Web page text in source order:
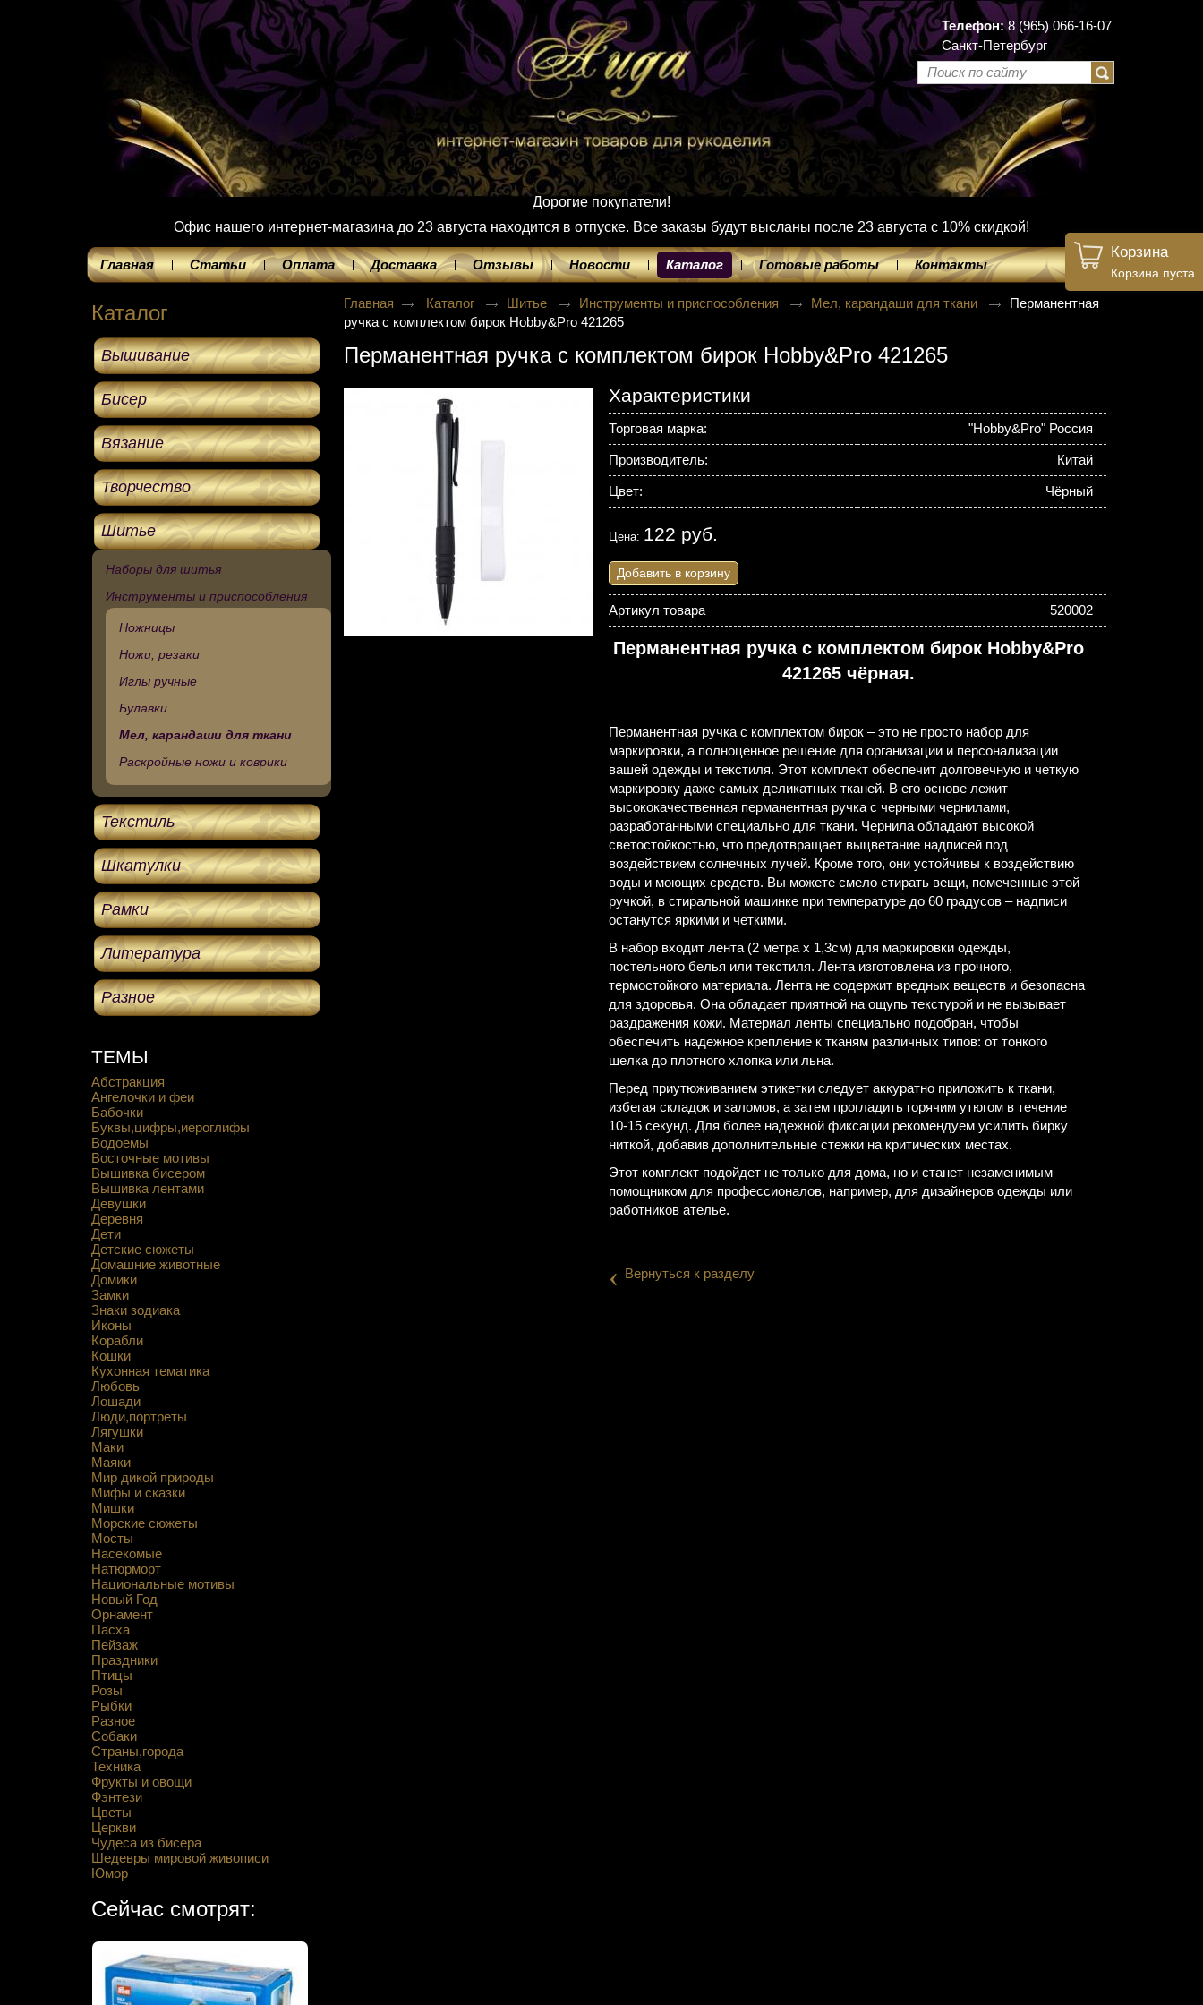
Телефон:8 (965) 066-16-07
Санкт-Петербург
Дорогие покупатели!
Офис нашего интернет-магазина до 23 августа находится в отпуске. Все заказы будут высланы после 23 августа с 10% скидкой!
Главная Статьи Оплата Доставка Отзывы Новости Каталог Готовые работы Контакты
Каталог
Вышивание
Бисер
Вязание
Творчество
Шитье
Наборы для шитья
Инструменты и приспособления
Ножницы
Ножи, резаки
Иглы ручные
Булавки
Мел, карандаши для ткани
Раскройные ножи и коврики
Текстиль
Шкатулки
Рамки
Литература
Разное
Корзина
Корзина пуста
ТЕМЫ
Абстракция
Ангелочки и феи
Бабочки
Буквы,цифры,иероглифы
Водоемы
Восточные мотивы
Вышивка бисером
Вышивка лентами
Девушки
Деревня
Дети
Детские сюжеты
Домашние животные
Домики
Замки
Знаки зодиака
Иконы
Корабли
Кошки
Кухонная тематика
Любовь
Лошади
Люди,портреты
Лягушки
Маки
Маяки
Мир дикой природы
Мифы и сказки
Мишки
Морские сюжеты
Мосты
Насекомые
Натюрморт
Национальные мотивы
Новый Год
Орнамент
Пасха
Пейзаж
Праздники
Птицы
Розы
Рыбки
Разное
Собаки
Страны,города
Техника
Фрукты и овощи
Фэнтези
Цветы
Церкви
Чудеса из бисера
Шедевры мировой живописи
Юмор
Сейчас смотрят:
Главная Каталог Шитье Инструменты и приспособления Мел, карандаши для ткани
Перманентная
ручка с комплектом бирок Hobby&Pro 421265
Перманентная ручка с комплектом бирок Hobby&Pro 421265
Характеристики
Торговая марка: "Hobby&Pro" Россия
Производитель: Китай
Цвет: Чёрный
Цена: 122 руб.
Добавить в корзину
Артикул товара 520002
Перманентная ручка с комплектом бирок Hobby&Pro
421265 чёрная.
Перманентная ручка с комплектом бирок – это не просто набор для
маркировки, а полноценное решение для организации и персонализации
вашей одежды и текстиля. Этот комплект обеспечит долговечную и четкую
маркировку даже самых деликатных тканей. В его основе лежит
высококачественная перманентная ручка с черными чернилами,
разработанными специально для ткани. Чернила обладают высокой
светостойкостью, что предотвращает выцветание надписей под
воздействием солнечных лучей. Кроме того, они устойчивы к воздействию
воды и моющих средств. Вы можете смело стирать вещи, помеченные этой
ручкой, в стиральной машинке при температуре до 60 градусов – надписи
останутся яркими и четкими.
В набор входит лента (2 метра х 1,3см) для маркировки одежды,
постельного белья или текстиля. Лента изготовлена из прочного,
термостойкого материала. Лента не содержит вредных веществ и безопасна
для здоровья. Она обладает приятной на ощупь текстурой и не вызывает
раздражения кожи. Материал ленты специально подобран, чтобы
обеспечить надежное крепление к тканям различных типов: от тонкого
шелка до плотного хлопка или льна.
Перед приутюживанием этикетки следует аккуратно приложить к ткани,
избегая складок и заломов, а затем прогладить горячим утюгом в течение
10-15 секунд. Для более надежной фиксации рекомендуем усилить бирку
ниткой, добавив дополнительные стежки на критических местах.
Этот комплект подойдет не только для дома, но и станет незаменимым
помощником для профессионалов, например, для дизайнеров одежды или
работников ателье.
‹ Вернуться к разделу